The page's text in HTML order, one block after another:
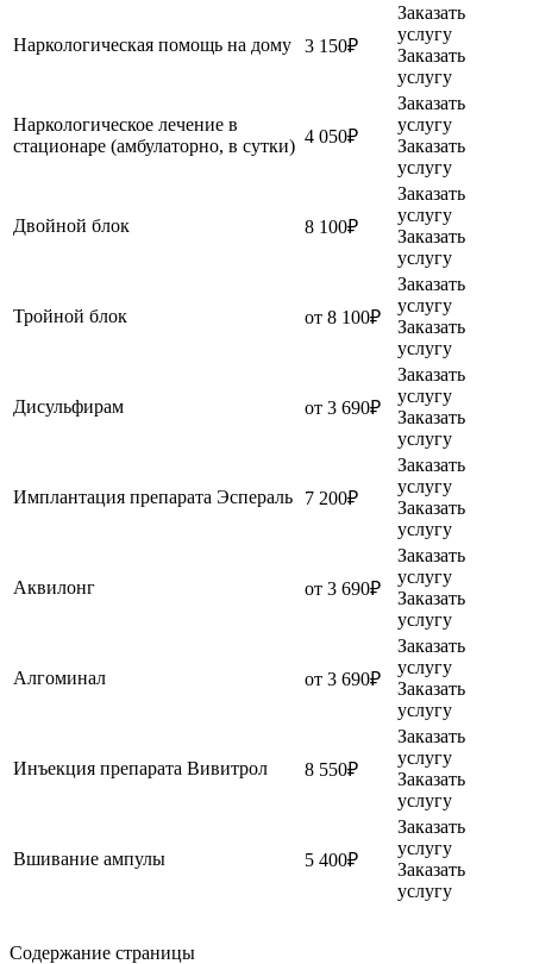
Наркологическая помощь на дому 3 150₽
Заказать
услугу
Заказать
услугу
Наркологическое лечение в
стационаре (амбулаторно, в сутки) 4 050₽
Заказать
услугу
Заказать
услугу
Двойной блок 8 100₽
Заказать
услугу
Заказать
услугу
Тройной блок от 8 100₽
Заказать
услугу
Заказать
услугу
Дисульфирам от 3 690₽
Заказать
услугу
Заказать
услугу
Имплантация препарата Эспераль 7 200₽
Заказать
услугу
Заказать
услугу
Аквилонг от 3 690₽
Заказать
услугу
Заказать
услугу
Алгоминал от 3 690₽
Заказать
услугу
Заказать
услугу
Инъекция препарата Вивитрол 8 550₽
Заказать
услугу
Заказать
услугу
Вшивание ампулы 5 400₽
Заказать
услугу
Заказать
услугу
Содержание страницы